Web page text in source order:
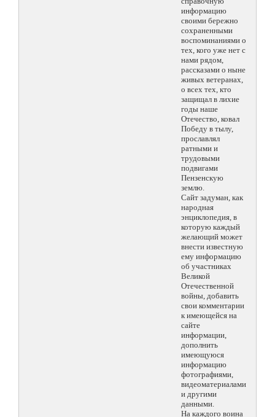
информацию
своими бережно
сохраненными
воспоминаниями о
тех, кого уже нет с
нами рядом,
рассказами о ныне
живых ветеранах,
о всех тех, кто
защищал в лихие
годы наше
Отечество, ковал
Победу в тылу,
прославлял
ратными и
трудовыми
подвигами
Пензенскую
землю.
Сайт задуман, как
народная
энциклопедия, в
которую каждый
желающий может
внести известную
ему информацию
об участниках
Великой
Отечественной
войны, добавить
свои комментарии
к имеющейся на
сайте
информации,
дополнить
имеющуюся
информацию
фотографиями,
видеоматериалами
и другими
данными.
На каждого воина